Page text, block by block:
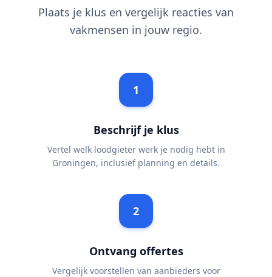
Plaats je klus en vergelijk reacties van
vakmensen in jouw regio.
1
Beschrijf je klus
Vertel welk loodgieter werk je nodig hebt in
Groningen, inclusief planning en details.
2
Ontvang offertes
Vergelijk voorstellen van aanbieders voor